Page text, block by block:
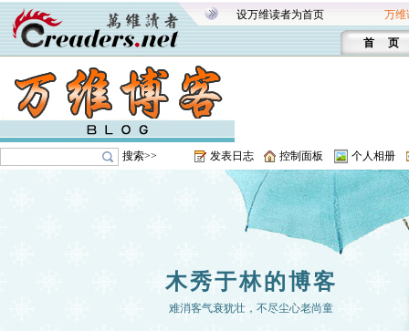
设万维读者为首页 万维
首 页
搜索>> 发表日志 控制面板 个人相册
木秀于林的博客
难消客气衰犹壮，不尽尘心老尚童